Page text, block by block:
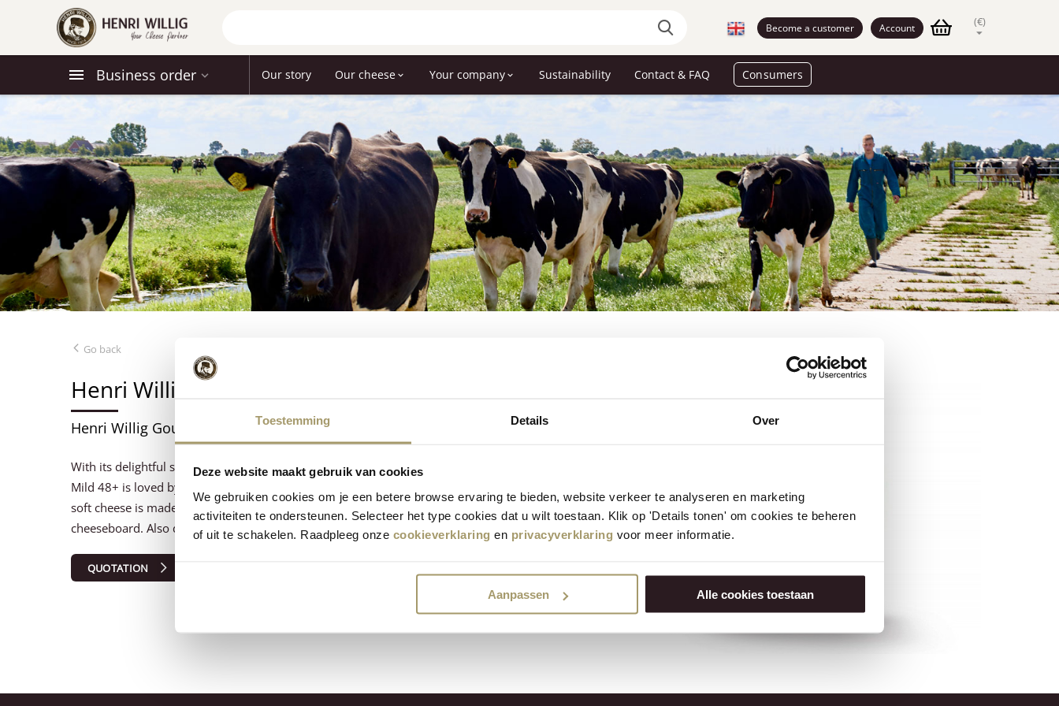
Toestemming Details Over
Deze website maakt gebruik van cookies
We gebruiken cookies om je een betere browse ervaring te bieden, website verkeer te analyseren en marketing
activiteiten te ondersteunen. Selecteer het type cookies dat u wilt toestaan. Klik op 'Details tonen' om cookies te beheren
of uit te schakelen. Raadpleeg onze cookieverklaring en privacyverklaring voor meer informatie.
Aanpassen Alle cookies toestaan
Become a customer Account (€)
Business order Our story Our cheese Your company Sustainability Contact & FAQ Consumers
Go back
Henri Willig Gouda Mild
Henri Willig Gouda Mild 4/5kg 48% f.i.d.m.
With its delightful soft, creamy and mild taste, this classic Gouda cheese
Mild 48+ is loved by all, making it an excellent cheese to share! This delicious,
soft cheese is made according to an ancient recipe and deserves a place on every
cheeseboard. Also delicious when dipped in mustard.
QUOTATION